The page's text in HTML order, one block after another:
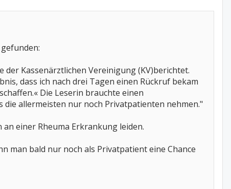
Kassenärztlichen Vereinigung (KV)berichtet.
dass ich nach drei Tagen einen Rückruf bekam
Die Leserin brauchte einen
allermeisten nur noch Privatpatienten nehmen."
einer Rheuma Erkrankung leiden.
man bald nur noch als Privatpatient eine Chance